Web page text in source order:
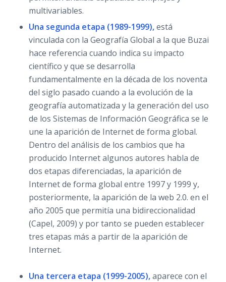
multivariables.
Una segunda etapa (1989-1999),está
vinculada con la Geografía Global a la que Buzai
hace referencia cuando indica su impacto
científico y que se desarrolla
fundamentalmente en la década de los noventa
del siglo pasado cuando a la evolución de la
geografía automatizada y la generación del uso
de los Sistemas de Información Geográfica se le
une la aparición de Internet de forma global.
Dentro del análisis de los cambios que ha
producido Internet algunos autores habla de
dos etapas diferenciadas, la aparición de
Internet de forma global entre 1997 y 1999 y,
posteriormente, la aparición de la web 2.0. en el
año 2005 que permitía una bidireccionalidad
(Capel, 2009) y por tanto se pueden establecer
tres etapas más a partir de la aparición de
Internet.
Una tercera etapa (1999-2005),aparece con el